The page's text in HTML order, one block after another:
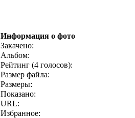
Информация о фото
Закачено:
Альбом:
Рейтинг (4 голосов):
Размер файла:
Размеры:
Показано:
URL:
Избранное: